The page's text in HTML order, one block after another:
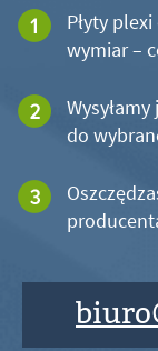
Płyty
wymiar –
do